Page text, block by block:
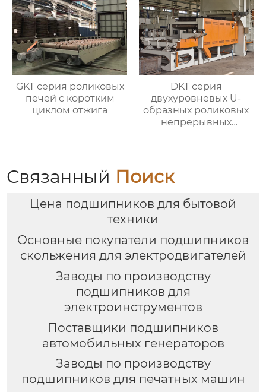
GKT серия роликовых
печей с коротким
циклом отжига
DKT серия
двухуровневых U-
образных роликовых
непрерывных
Связанный Поиск
Цена подшипников для бытовой
техники
Основные покупатели подшипников
скольжения для электродвигателей
Заводы по производству
подшипников для
электроинструментов
Поставщики подшипников
автомобильных генераторов
Заводы по производству
подшипников для печатных машин